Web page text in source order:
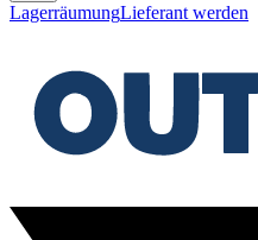
LagerräumungLieferant werden